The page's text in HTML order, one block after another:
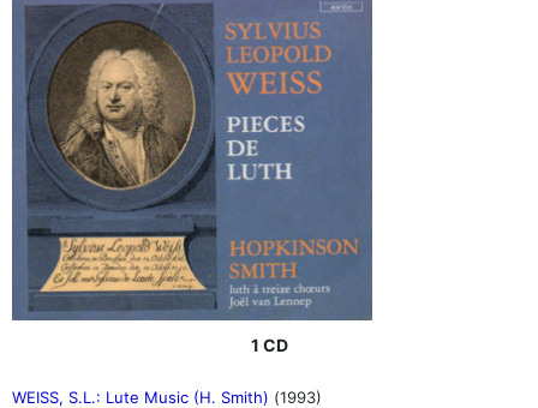
1 CD
WEISS, S.L.: Lute Music (H. Smith) (1993)